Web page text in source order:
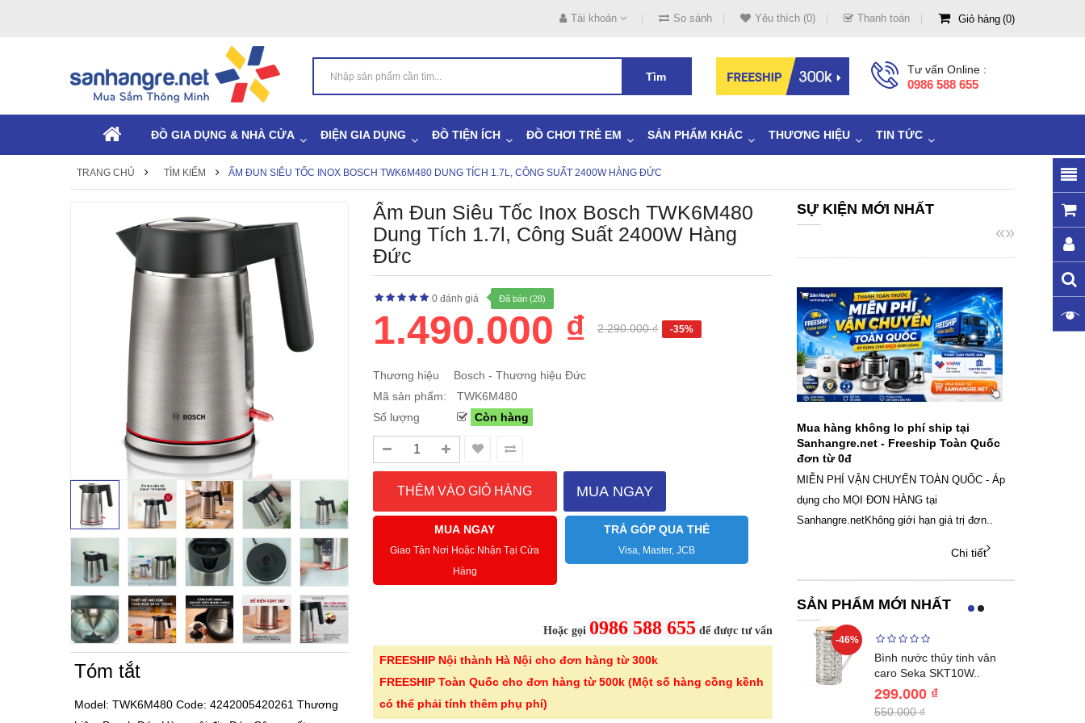
Tài khoản So sánh Yêu thích (0) Thanh toán Giỏ hàng 0
Tìm
Tư vấn Online :
0986 588 655
ĐỒ GIA DỤNG & NHÀ CỬA ĐIỆN GIA DỤNG ĐỒ TIỆN ÍCH ĐỒ CHƠI TRẺ EM SẢN PHẨM KHÁC THƯƠNG HIỆU TIN TỨC
TRANG CHỦ TÌM KIẾM ẤM ĐUN SIÊU TỐC INOX BOSCH TWK6M480 DUNG TÍCH 1.7L, CÔNG SUẤT 2400W HÀNG ĐỨC
Tóm tắt
Model: TWK6M480 Code: 4242005420261 Thương
Ấm Đun Siêu Tốc Inox Bosch TWK6M480
Dung Tích 1.7l, Công Suất 2400W Hàng
Đức
0 đánh giá Đã bán (28)
1.490.000 ₫ 2.290.000 ₫ -35%
Thương hiệu
Bosch - Thương hiệu Đức
Mã sản phẩm:
TWK6M480
Số lượng
Còn hàng
MUA NGAY
MUA NGAY
Giao Tận Nơi Hoặc Nhận Tại Cửa
Hàng
TRẢ GÓP QUA THẺ
Visa, Master, JCB
Hoặc gọi 0986 588 655 để được tư vấn
FREESHIP Nội thành Hà Nội cho đơn hàng từ 300k
FREESHIP Toàn Quốc cho đơn hàng từ 500k (Một số hàng cồng kềnh
có thể phải tính thêm phụ phí)
SỰ KIỆN MỚI NHẤT
«»
Sale Mừng Đại Lễ 30/4-01/5: CHÀO HÈ
2026 Siêu giảm tới 40% tại Sanhangre
THÔNG BÁO CHÍNH THỨC TỪ
nắng nóng gia tăng trên toàn quốc,Că..
Chi tiết
hiệu quả, bạn cần lắp ráp đúng phụ kiện, chọn
đầu hút và ch..
Mua hàng không lo phí ship tại
Sanhangre.net - Freeship Toàn Quốc
đơn từ 0đ
MIỄN PHÍ VẬN CHUYỂN TOÀN QUỐC - Áp
dụng cho MỌI ĐƠN HÀNG tại
Sanhangre.netKhông giới hạn giá trị đơn..
Chi tiết
SẢN PHẨM MỚI NHẤT
Bình nước thủy tinh vân
550.000 ₫
Bếp từ đơn Lumias LK24-
-46%
Bình nước thủy tinh vân
caro Seka SKT10W..
299.000 ₫
550.000 ₫